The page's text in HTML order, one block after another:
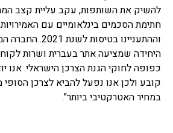
להשיק את השותפות, עקב עליית קצב
חתימת הסכמים בינלאומיים עם האמירויות,
היחידה שמציעה אתר בעברית ושרות
כפופה לחוקי הגנת הצרכן הישראלי. אנו
קובע ולכן אנו נפעל להביא לצרכן הסופי
במחיר האטרקטיבי ביותר".